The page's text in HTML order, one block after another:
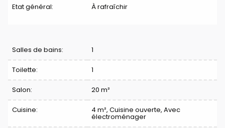
Etat général: À rafraîchir
Division
Salles de bains: 1
Toilette: 1
Salon: 20 m²
Cuisine: 4 m², Cuisine ouverte, Avec
électroménager